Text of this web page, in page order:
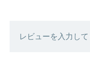
レビューを入力して